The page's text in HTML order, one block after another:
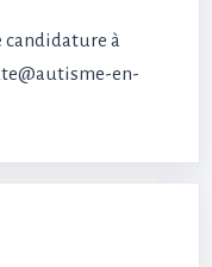
candidature à
en-